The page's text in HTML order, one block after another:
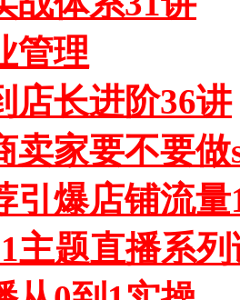
管理
店长进阶36讲
卖家要不要做
引爆店铺流量
主题直播系列